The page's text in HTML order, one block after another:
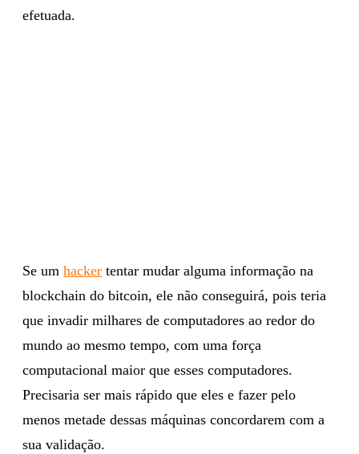
efetuada.
Se um hacker tentar mudar alguma informação na
blockchain do bitcoin, ele não conseguirá, pois teria
que invadir milhares de computadores ao redor do
mundo ao mesmo tempo, com uma força
computacional maior que esses computadores.
Precisaria ser mais rápido que eles e fazer pelo
menos metade dessas máquinas concordarem com a
sua validação.